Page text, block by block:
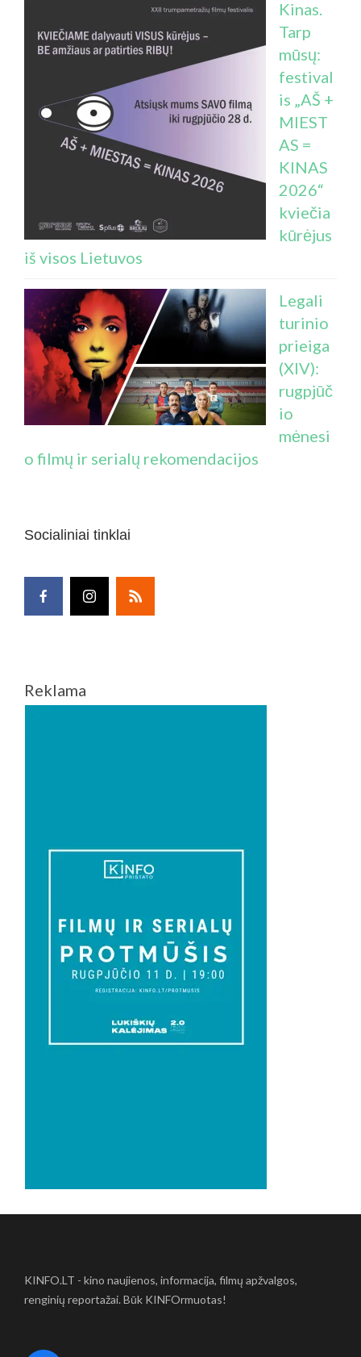
Kinas.
Tarp
mūsų:
festival
is „AŠ +
MIEST
AS =
KINAS
2026“
kviečia
kūrėjus
iš visos Lietuvos
Legali
turinio
prieiga
(XIV):
rugpjūč
io
mėnesi
o filmų ir serialų rekomendacijos
Socialiniai tinklai
Reklama
KINFO.LT - kino naujienos, informacija, filmų apžvalgos,
renginių reportažai. Būk KINFOrmuotas!